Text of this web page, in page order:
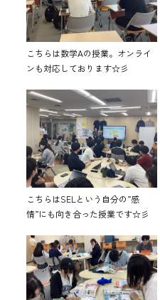
こちらは数学Aの授業。オンライ
ンも対応しております☆彡
こちらはSELという自分の”感
情”にも向き合った授業です☆彡